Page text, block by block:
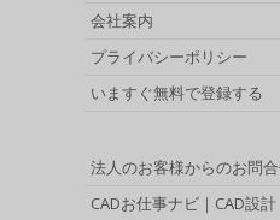
会社案内
プライバシーポリシー
いますぐ無料で登録する
法人のお客様からのお問
CADお仕事ナビ｜CAD設